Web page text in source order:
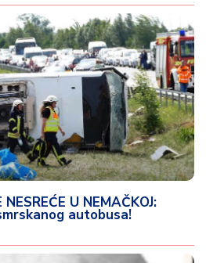
U NEMAČKOJ:
autobusa!